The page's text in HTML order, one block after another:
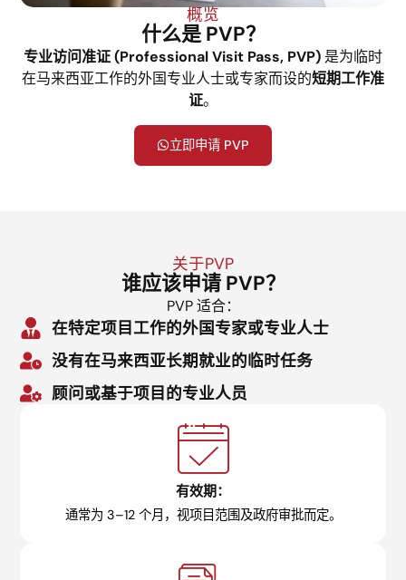
概览
什么是 PVP？
专业访问准证 (Professional Visit Pass, PVP)是为临时
在马来西亚工作的外国专业人士或专家而设的短期工作准
证。
立即申请 PVP
关于PVP
谁应该申请 PVP？
PVP 适合：
在特定项目工作的外国专家或专业人士
没有在马来西亚长期就业的临时任务
顾问或基于项目的专业人员
有效期：
通常为 3–12 个月，视项目范围及政府审批而定。